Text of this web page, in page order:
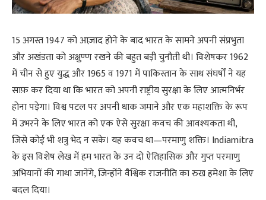
15 अगस्त 1947 को आज़ाद होने के बाद भारत के सामने अपनी संप्रभुता
और अखंडता को अक्षुण्ण रखने की बहुत बड़ी चुनौती थी। विशेषकर 1962
में चीन से हुए युद्ध और 1965 व 1971 में पाकिस्तान के साथ संघर्षों ने यह
साफ़ कर दिया था कि भारत को अपनी राष्ट्रीय सुरक्षा के लिए आत्मनिर्भर
होना पड़ेगा। विश्व पटल पर अपनी धाक जमाने और एक महाशक्ति के रूप
में उभरने के लिए भारत को एक ऐसे सुरक्षा कवच की आवश्यकता थी,
जिसे कोई भी शत्रु भेद न सके। यह कवच था—परमाणु शक्ति। Indiamitra
के इस विशेष लेख में हम भारत के उन दो ऐतिहासिक और गुप्त परमाणु
अभियानों की गाथा जानेंगे, जिन्होंने वैश्विक राजनीति का रुख हमेशा के लिए
बदल दिया।